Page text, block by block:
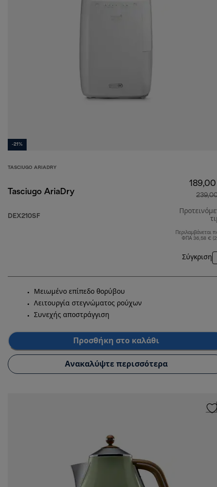
-21%
TASCIUGO ARIADRY
Tasciugo AriaDry
DEX210SF
Περιλαμβάνεται
ΦΠΑ 36,58 €
Σύγκριση
Μειωμένο επίπεδο θορύβου
Λειτουργία στεγνώματος ρούχων
Συνεχής αποστράγγιση
Προσθήκη στο καλάθι
Ανακαλύψτε περισσότερα